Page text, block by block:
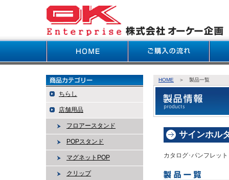
ちらし
店舗用品
フロアースタンド
POPスタンド
マグネットPOP
クリップ
HOME ＞ 製品一覧
サインホル
カタログ･パンフレッ